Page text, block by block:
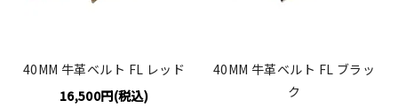
40MM 牛革ベルト FL レッド
16,500円(税込)
40MM 牛革ベルト FL ブラッ
ク